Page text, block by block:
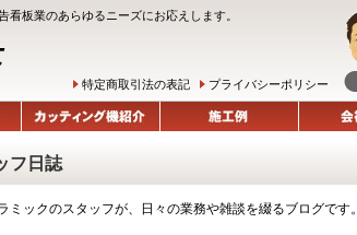
看板業のあらゆるニーズにお応えします。
特定商取引法の表記 プライバシーポリシー
フ日誌
ミックのスタッフが、日々の業務や雑談を綴るブログです。